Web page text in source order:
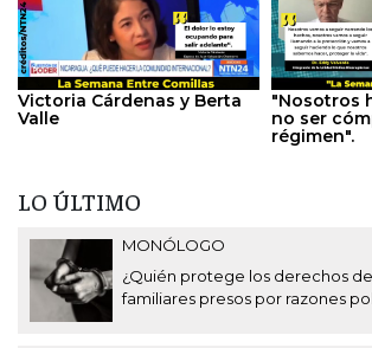
Victoria Cárdenas y Berta
Valle
"Nosotros
no ser
régimen".
LO ÚLTIMO
MONÓLOGO
¿Quién protege los derechos
familiares presos por razones